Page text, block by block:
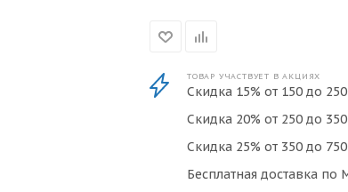
ТОВАР УЧАСТВУЕТ В АКЦИЯХ
Скидка 15% от 150 до
Скидка 20% от 250 до
Скидка 25% от 350 до
Бесплатная доставка